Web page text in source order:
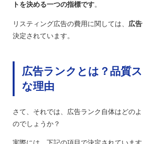
トを決める一つの指標です。
リスティング広告の費用に関しては、 広
決定されています。
広告ランクとは？品質
な理由
さて、それでは、広告ランク自体はどの
のでしょうか？